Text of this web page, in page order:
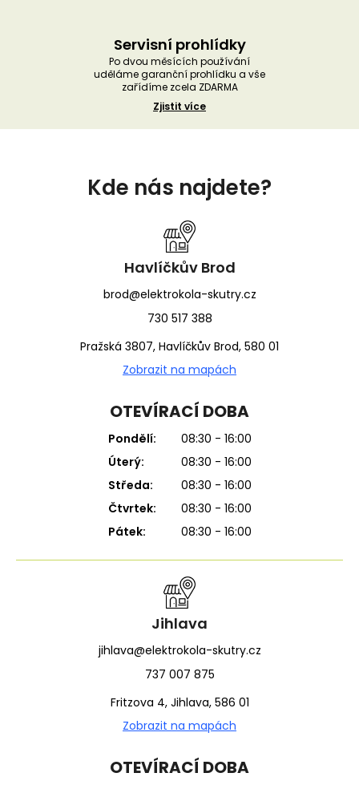
Servisní prohlídky
Po dvou měsících používání
uděláme garanční prohlídku a vše
zařídíme zcela ZDARMA
Zjistit více
Kde nás najdete?
Havlíčkův Brod
brod@elektrokola-skutry.cz
730 517 388
Pražská 3807, Havlíčkův Brod, 580 01
Zobrazit na mapách
OTEVÍRACÍ DOBA
Pondělí:
08:30 - 16:00
Úterý:
08:30 - 16:00
Středa:
08:30 - 16:00
Čtvrtek:
08:30 - 16:00
Pátek:
08:30 - 16:00
Jihlava
jihlava@elektrokola-skutry.cz
737 007 875
Fritzova 4, Jihlava, 586 01
Zobrazit na mapách
OTEVÍRACÍ DOBA